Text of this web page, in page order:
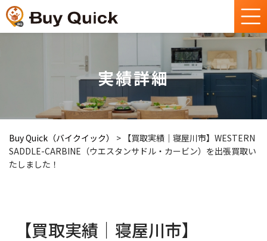
実績詳細
Buy Quick（バイクイック） > 【買取実績｜寝屋川市】WESTERN
SADDLE-CARBINE（ウエスタンサドル・カービン）を出張買取い
たしました！
【買取実績｜寝屋川市】